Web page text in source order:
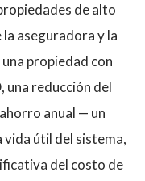
de alto
aseguradora y la
propiedad con
una reducción del
anual — un
útil del sistema,
del costo de